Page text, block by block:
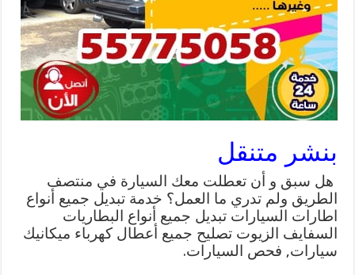
بنشر متنقل
هل سبق و أن تعطلت معك السيارة في منتصف
الطريق ولم تدري ما العمل؟ خدمة تبديل جميع أنواع
اطارات السيارات تبديل جميع أنواع البطاريات
السفايف الزيوت تصليح جميع أعطال كهرباء ميكانيك
سيارات, فحص السيارات.